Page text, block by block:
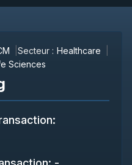
Secteur : Healthcare
Sciences
: